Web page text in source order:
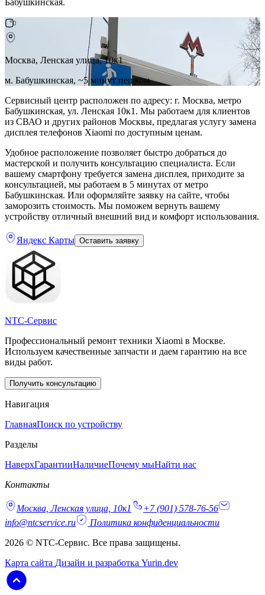
Бабушкинская.
Москва, Ленская улица, 10к1
м. Бабушкинская, ~5 минут пешком
Сервисный центр расположен по адресу: г. Москва, метро
Бабушкинская, ул. Ленская 10к1. Мы работаем для клиентов
из СВАО и других районов Москвы, предлагая услугу замена
дисплея телефонов Xiaomi по доступным ценам.
Удобное расположение позволяет быстро добраться до
мастерской и получить консультацию специалиста. Если
вашему смартфону требуется замена дисплея, приходите за
консультацией, мы работаем в 5 минутах от метро
Бабушкинская. Или оформляйте заявку на сайте, чтобы
заморозить стоимость. Мы поможем вернуть вашему
устройству отличный внешний вид и комфорт использования.
Яндекс Карты Оставить заявку
NTC-Сервис
Профессиональный ремонт техники Xiaomi в Москве.
Используем качественные запчасти и даем гарантию на все
виды работ.
Получить консультацию
Навигация
ГлавнаяПоиск по устройству
Разделы
НаверхГарантииНаличиеПочему мыНайти нас
Контакты
Москва, Ленская улица, 10к1
+7 (901) 578-76-56
info@ntcservice.ru
Политика конфиденциальности
2026 © NTC-Сервис. Все права защищены.
Карта сайта Дизайн и разработка Yurin.dev